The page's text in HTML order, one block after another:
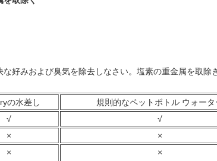
好みおよび臭気を除去しなさい。塩素の重金属を取除
の水差し
規則的なペットボトル ウォータ
√
√
×
×
× ×